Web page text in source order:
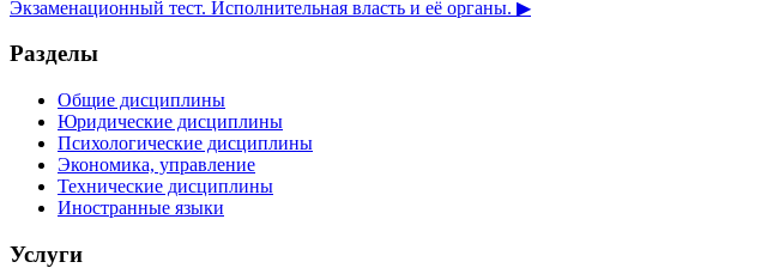
Экзаменационный тест. Исполнительная власть и её органы. ▶︎
Разделы
Общие дисциплины
Юридические дисциплины
Психологические дисциплины
Экономика, управление
Технические дисциплины
Иностранные языки
Услуги